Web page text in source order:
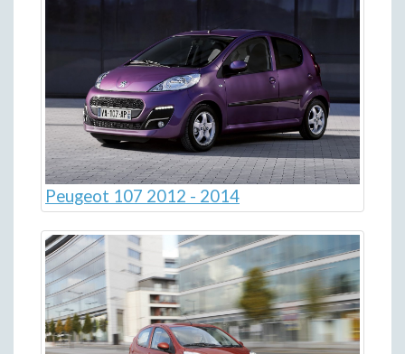
Peugeot 107 2012 - 2014